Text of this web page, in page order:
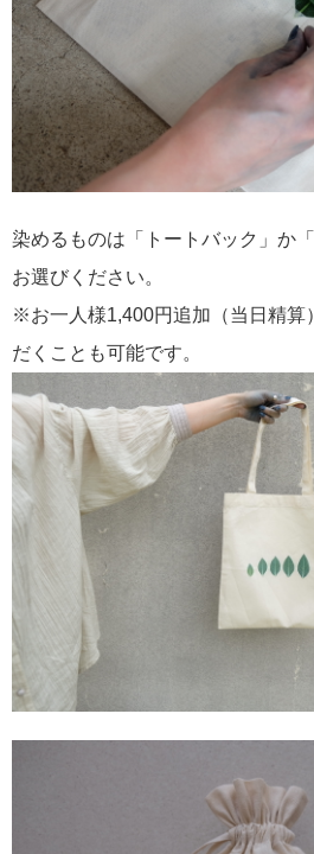
染めるものは「トートバック」か
お選びください。
※お一人様1,400円追加（当日精算
だくことも可能です。